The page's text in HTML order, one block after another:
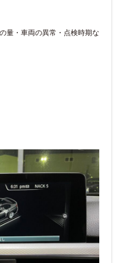
量・車両の異常・点検時期な